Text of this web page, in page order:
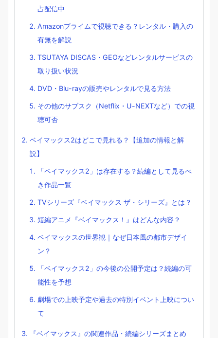
占配信中
Amazonプライムで視聴できる？レンタル・購入の
有無を解説
TSUTAYA DISCAS・GEOなどレンタルサービスの
取り扱い状況
DVD・Blu-rayの販売やレンタルで見る方法
その他のサブスク（Netflix・U-NEXTなど）での視
聴可否
ベイマックス2はどこで見れる？【追加の情報と解
説】
「ベイマックス2」は存在する？続編として見るべ
き作品一覧
TVシリーズ『ベイマックス ザ・シリーズ』とは？
短編アニメ『ベイマックス！』はどんな内容？
ベイマックスの世界観｜なぜ日本風の都市デザイ
ン？
「ベイマックス2」の今後の公開予定は？続編の可
能性を予想
劇場での上映予定や過去の特別イベント上映につい
て
『ベイマックス』の関連作品・続編シリーズまとめ